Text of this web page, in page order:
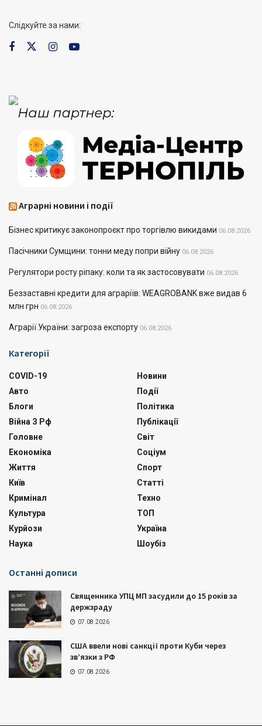
Слідкуйте за нами:
Аграрні новини і події
Бізнес критикує законопроєкт про торгівлю викидами 06.08.2026
Пасічники Сумщини: тонни меду попри війну 06.08.2026
Регулятори росту ріпаку: коли та як застосовувати 06.08.2026
Беззаставні кредити для аграріїв: WEAGROBANK вже видав 6
млн грн 06.08.2026
Аграрії України: загроза експорту 06.08.2026
Категорії
COVID-19
Авто
Блоги
Війна З Рф
Головне
Економіка
Життя
Київ
Кримінал
Культура
Курйози
Наука
Новини
Події
Політика
Публікації
Світ
Соціум
Спорт
Статті
Техно
ТОП
Україна
Шоубіз
Останні дописи
Священника УПЦ МП засудили до 15 років за
держзраду
07.08.2026
США ввели нові санкції проти Куби через
зв’язки з РФ
07.08.2026